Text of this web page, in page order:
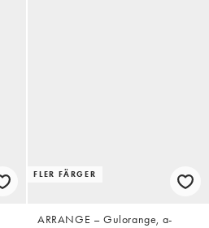
FLER FÄRGER
ARRANGE – Gulorange, a-